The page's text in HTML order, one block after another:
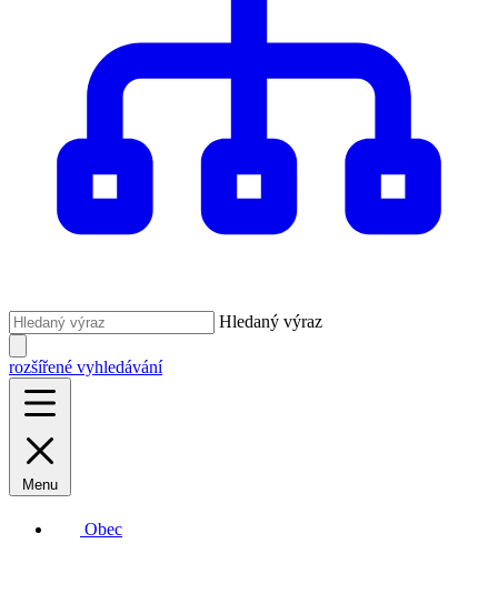
Hledaný výraz
rozšířené vyhledávání
Menu
Obec